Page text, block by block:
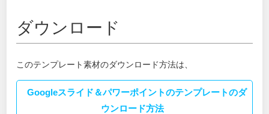
ダウンロード
このテンプレート素材のダウンロード方法は、
Googleスライド＆パワーポイントのテンプレートのダ
ウンロード方法